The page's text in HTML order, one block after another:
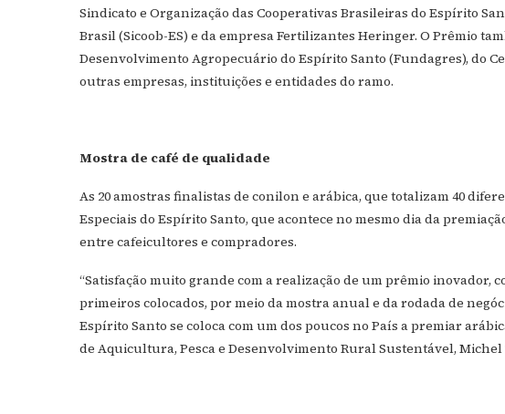
Sindicato e Organização das Cooperativas Brasileiras do Espírito
Brasil (Sicoob-ES) e da empresa Fertilizantes Heringer. O Prêmio
Desenvolvimento Agropecuário do Espírito Santo (Fundagres), do
outras empresas, instituições e entidades do ramo.
Mostra de café de qualidade
As 20 amostras finalistas de conilon e arábica, que totalizam 40
Especiais do Espírito Santo, que acontece no mesmo dia da
entre cafeicultores e compradores.
“Satisfação muito grande com a realização de um prêmio inovador,
primeiros colocados, por meio da mostra anual e da rodada de
Espírito Santo se coloca com um dos poucos no País a premiar
de Aquicultura, Pesca e Desenvolvimento Rural Sustentável, Michel